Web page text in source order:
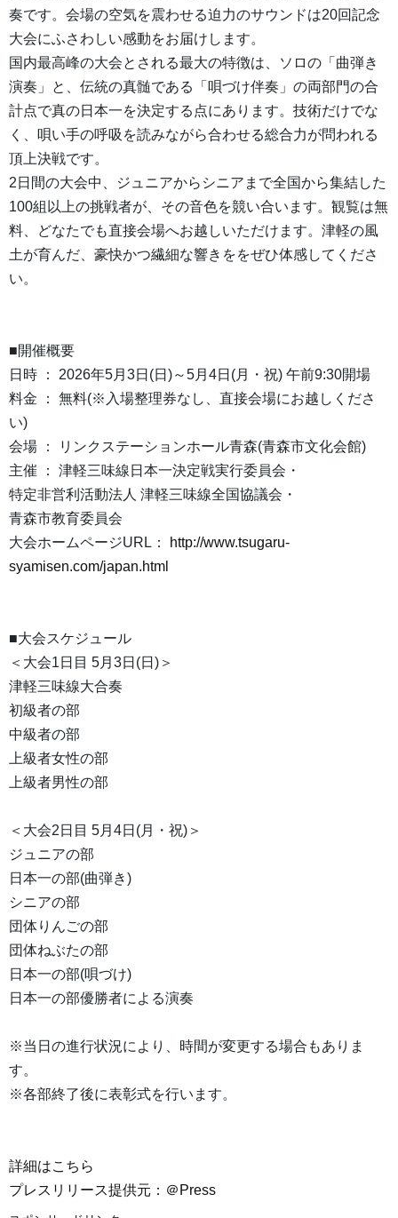
奏です。会場の空気を震わせる迫力のサウンドは20回記念
大会にふさわしい感動をお届けします。
国内最高峰の大会とされる最大の特徴は、ソロの「曲弾き
演奏」と、伝統の真髄である「唄づけ伴奏」の両部門の合
計点で真の日本一を決定する点にあります。技術だけでな
く、唄い手の呼吸を読みながら合わせる総合力が問われる
頂上決戦です。
2日間の大会中、ジュニアからシニアまで全国から集結した
100組以上の挑戦者が、その音色を競い合います。観覧は無
料、どなたでも直接会場へお越しいただけます。津軽の風
土が育んだ、豪快かつ繊細な響きををぜひ体感してくださ
い。
■開催概要
日時 ： 2026年5月3日(日)～5月4日(月・祝) 午前9:30開場
料金 ： 無料(※入場整理券なし、直接会場にお越しくださ
い)
会場 ： リンクステーションホール青森(青森市文化会館)
主催 ： 津軽三味線日本一決定戦実行委員会・
特定非営利活動法人 津軽三味線全国協議会・
青森市教育委員会
大会ホームページURL：
http://www.tsugaru-
syamisen.com/japan.html
■大会スケジュール
＜大会1日目 5月3日(日)＞
津軽三味線大合奏
初級者の部
中級者の部
上級者女性の部
上級者男性の部
＜大会2日目 5月4日(月・祝)＞
ジュニアの部
日本一の部(曲弾き)
シニアの部
団体りんごの部
団体ねぶたの部
日本一の部(唄づけ)
日本一の部優勝者による演奏
※当日の進行状況により、時間が変更する場合もありま
す。
※各部終了後に表彰式を行います。
詳細はこちら
プレスリリース提供元：＠Press